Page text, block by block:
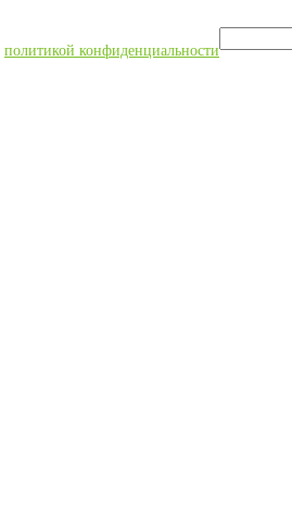
политикой конфиденциальности